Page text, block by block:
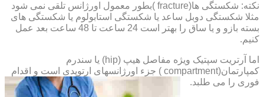
نکته: شکستگی ها(fracture )بطور معمول اورژانس تلقی نمی شود
مثلا شکستگی دوبل ساعد یا شکستگی استابولوم یا شکستگی های
بسته بازو و یا ساق را بهتر است 24 ساعت تا 48 ساعت بعد عمل
کنیم.
اما آرتریت سپتیک ویژه مفاصل هیپ (hip) یا سندرم
کمپارتمان(compartment ) جزء اورژانسهای ارتوپدی است و اقدام
فوری را می طلبد.